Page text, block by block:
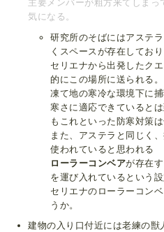
主要メンバーが粗方来てしま
気になる。
研究所のそばにはアステ
くスペースが存在しており
セリエナから出発したク
的にこの場所に送られる。
凍て地の寒冷な環境下に
寒さに適応できていると
もこれといった防寒対策は
また、アステラと同じく
使われていると思われる
ローラーコンベアが存在
を運び入れているという設
セリエナのローラーコン
うか。
建物の入り口付近には老練の獣